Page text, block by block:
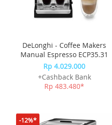
DeLonghi - Coffee Makers
Manual Espresso ECP35.31
Rp 4.029.000
+Cashback Bank
Rp 483.480*
-12%*